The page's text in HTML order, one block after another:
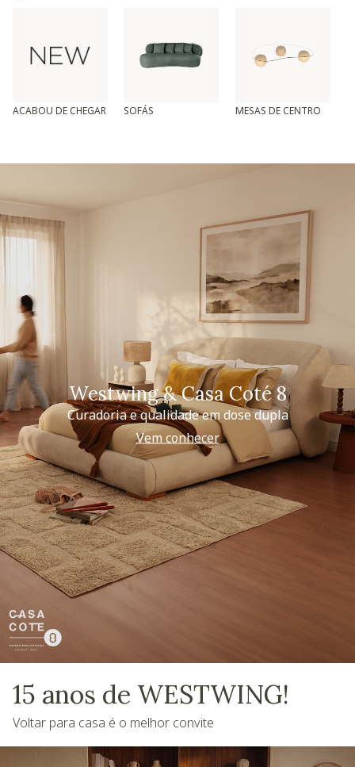
ACABOU DE CHEGAR SOFÁS MESAS DE CENTRO
Westwing & Casa Coté 8
Curadoria e qualidade em dose dupla
Vem conhecer
15 anos de WESTWING!
Voltar para casa é o melhor convite